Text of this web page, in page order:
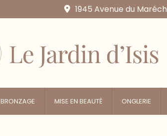
1945 Avenue du
BRONZAGE MISE EN BEAUTÉ ONGLERIE